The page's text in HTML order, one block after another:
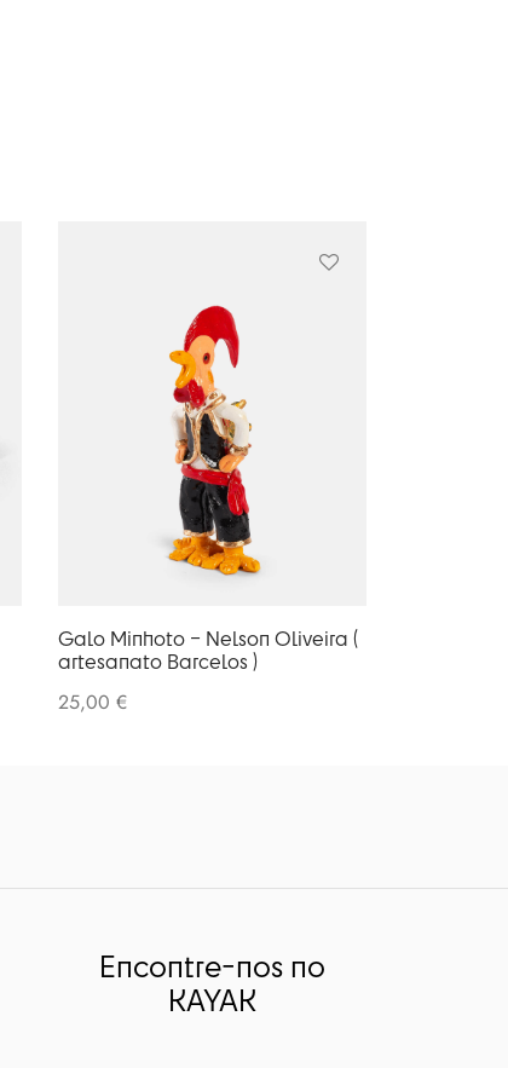
Galo Minhoto – Nelson Oliveira (
artesanato Barcelos )
25,00 €
Encontre-nos no
KAYAK